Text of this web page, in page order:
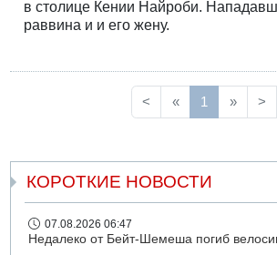
в столице Кении Найроби.
раввина и и его жену.
< « 1 » >
КОРОТКИЕ НОВОСТИ
07.08.2026 06:47
Недалеко от Бейт-Шемеша погиб